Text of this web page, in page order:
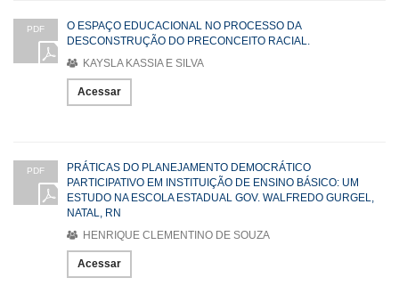
PDF
O ESPAÇO EDUCACIONAL NO PROCESSO DA
DESCONSTRUÇÃO DO PRECONCEITO RACIAL.
KAYSLA KASSIA E SILVA
Acessar
PDF
PRÁTICAS DO PLANEJAMENTO DEMOCRÁTICO
PARTICIPATIVO EM INSTITUIÇÃO DE ENSINO BÁSICO: UM
ESTUDO NA ESCOLA ESTADUAL GOV. WALFREDO GURGEL,
NATAL, RN
HENRIQUE CLEMENTINO DE SOUZA
Acessar